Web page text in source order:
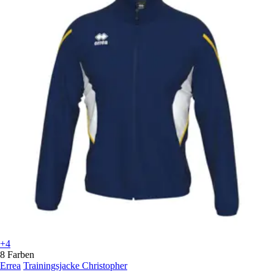
+4
8 Farben
Errea Trainingsjacke Christopher